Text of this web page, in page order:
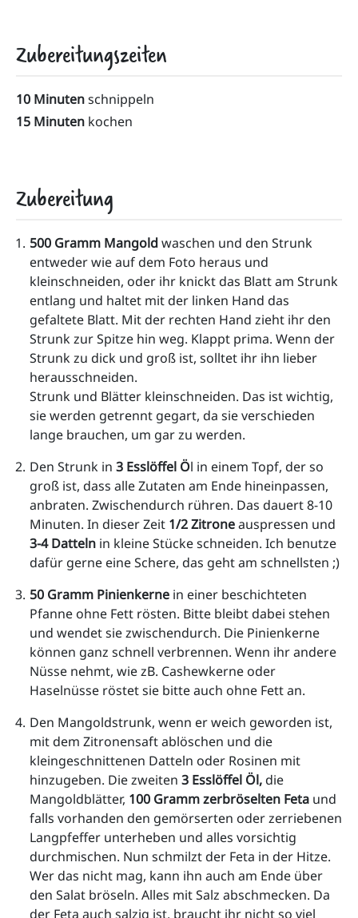
Zubereitungszeiten
10 Minutenschnippeln
15 Minuten kochen
Zubereitung
500 Gramm Mangold waschen und den Strunk
entweder wie auf dem Foto heraus und
kleinschneiden, oder ihr knickt das Blatt am Strunk
entlang und haltet mit der linken Hand das
gefaltete Blatt. Mit der rechten Hand zieht ihr den
Strunk zur Spitze hin weg. Klappt prima. Wenn der
Strunk zu dick und groß ist, solltet ihr ihn lieber
herausschneiden.
Strunk und Blätter kleinschneiden. Das ist wichtig,
sie werden getrennt gegart, da sie verschieden
lange brauchen, um gar zu werden.
Den Strunk in 3 Esslöffel Öl in einem Topf, der so
groß ist, dass alle Zutaten am Ende hineinpassen,
anbraten. Zwischendurch rühren. Das dauert 8-10
Minuten. In dieser Zeit 1/2 Zitrone
3-4 Datteln in kleine Stücke schneiden. Ich benutze
50 Gramm Pinienkerne in einer beschichteten
Pfanne ohne Fett rösten. Bitte bleibt dabei stehen
und wendet sie zwischendurch. Die Pinienkerne
können ganz schnell verbrennen. Wenn ihr andere
Nüsse nehmt, wie zB. Cashewkerne oder
Haselnüsse röstet sie bitte auch ohne Fett an.
Den Mangoldstrunk, wenn er weich geworden ist,
mit dem Zitronensaft ablöschen und die
kleingeschnittenen Datteln oder Rosinen mit
hinzugeben. Die zweiten 3 Esslöffel Öl, die
Mangoldblätter, 100 Gramm zerbröselten Feta und
falls vorhanden den gemörserten oder zerriebenen
Langpfeffer unterheben und alles vorsichtig
durchmischen. Nun schmilzt der Feta in der Hitze.
Wer das nicht mag, kann ihn auch am Ende über
den Salat bröseln. Alles mit Salz abschmecken. Da
der Feta auch salzig ist, braucht ihr nicht so viel